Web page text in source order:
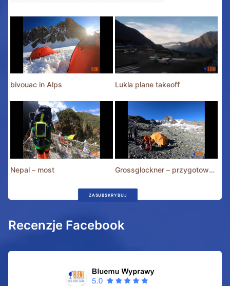
bivouac in Alps Lukla plane takeoff
Nepal – most Grossglockner – przygotowania
ZASUBSKRYBUJ
Recenzje Facebook